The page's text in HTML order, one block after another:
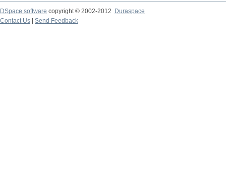
DSpace software copyright © 2002-2012
Duraspace
Contact Us
Send Feedback